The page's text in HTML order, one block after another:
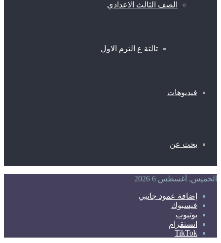
الصف الثالث الاعدادي
تالتة ع الترم الاول
فيديوهات
بحث عن
الخميس, أغسطس 6 2026
إضافة عمود جانبي
فيسبوك
يوتيوب
انستقرام
TikTok